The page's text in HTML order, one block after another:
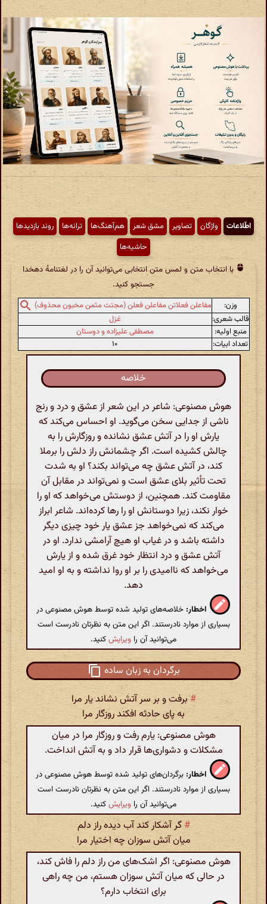
اطّلاعات واژگان تصاویر مشق شعر هم‌آهنگ‌ها ترانه‌ها
روند بازدیدها
حاشیه‌ها
با انتخاب متن و لمس متن انتخابی می‌توانید آن را در لغتنامهٔ دهخدا
جستجو کنید.
وزن:
مفاعلن فعلاتن مفاعلن فعلن (مجتث مثمن مخبون محذوف)
قالب شعری:
غزل
منبع اولیه:
مصطفی علیزاده و دوستان
تعداد ابیات:
۱۰
خلاصه
هوش مصنوعی: شاعر در این شعر از عشق و درد و رنج
ناشی از جدایی سخن می‌گوید. او احساس می‌کند که
یارش او را در آتش عشق نشانده و روزگارش را به
چالش کشیده است. اگر چشمانش راز دلش را برملا
کند، در آتش عشق چه می‌تواند بکند؟ او به شدت
تحت تأثیر بلای عشق است و نمی‌تواند در مقابل آن
مقاومت کند. همچنین، از دوستش می‌خواهد که او را
خوار نکند، زیرا دوستانش او را رها کرده‌اند. شاعر ابراز
می‌کند که نمی‌خواهد جز عشق یار خود چیزی دیگر
داشته باشد و در غیاب او هیچ آرامشی ندارد. او در
آتش عشق و درد انتظار خود غرق شده و از یارش
می‌خواهد که ناامیدی را بر او روا نداشته و به او امید
دهد.
اخطار: خلاصه‌های تولید شده توسط هوش مصنوعی در
بسیاری از موارد نادرستند. اگر این متن به نظرتان نادرست است
می‌توانید آن را ویرایشکنید.
برگردان به زبان ساده
#برفت و بر سر آتش نشاند یار مرا
به پای حادثه افکند روزگار مرا
هوش مصنوعی: یارم رفت و روزگار مرا در میان
مشکلات و دشواری‌ها قرار داد و به آتش انداخت.
اخطار: برگردان‌های تولید شده توسط هوش مصنوعی در
بسیاری از موارد نادرستند. اگر این متن به نظرتان نادرست است
می‌توانید آن را ویرایشکنید.
# گر آشکار کند آب دیده راز دلم
میان آتش سوزان چه اختیار مرا
هوش مصنوعی: اگر اشک‌های من راز دلم را فاش کند،
در حالی که میان آتش سوزان هستم، من چه راهی
برای انتخاب دارم؟